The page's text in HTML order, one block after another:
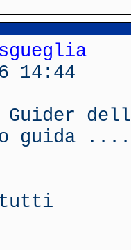
14:44
Guider
guida
tutti